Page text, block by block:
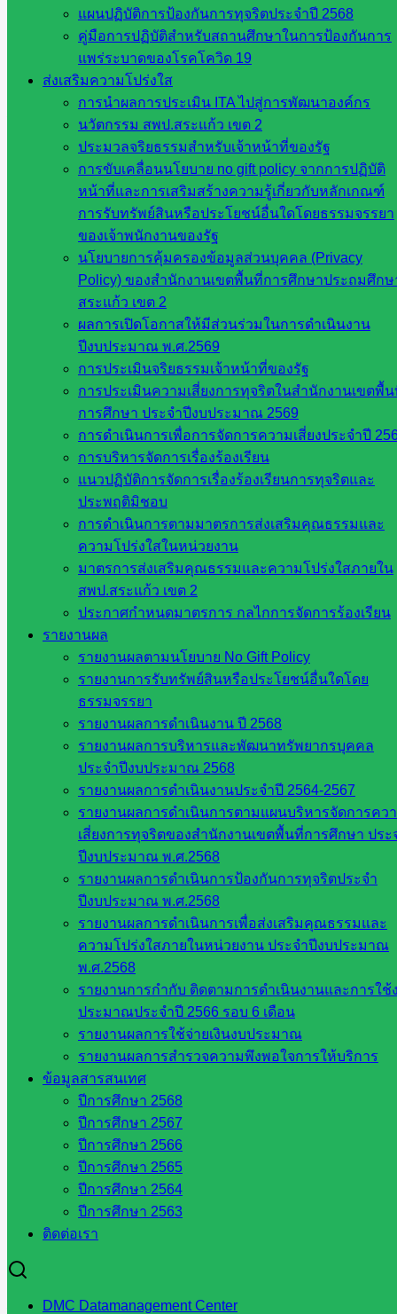
แผนปฏิบัติการป้องกันการทุจริตประจำปี 2568
คู่มือการปฏิบัติสำหรับสถานศึกษาในการป้องกันการ
แพร่ระบาดของโรคโควิด 19
ส่งเสริมความโปร่งใส
การนำผลการประเมิน ITA ไปสู่การพัฒนาองค์กร
นวัตกรรม สพป.สระแก้ว เขต 2
ประมวลจริยธรรมสำหรับเจ้าหน้าที่ของรัฐ
การขับเคลื่อนนโยบาย no gift policy จากการปฏิบัติ
หน้าที่และการเสริมสร้างความรู้เกี่ยวกับหลักเกณฑ์
การรับทรัพย์สินหรือประโยชน์อื่นใดโดยธรรมจรรยา
ของเจ้าพนักงานของรัฐ
นโยบายการคุ้มครองข้อมูลส่วนบุคคล (Privacy
Policy) ของสำนักงานเขตพื้นที่การศึกษาประถมศึกษ
สระแก้ว เขต 2
ผลการเปิดโอกาสให้มีส่วนร่วมในการดำเนินงาน
ปีงบประมาณ พ.ศ.2569
การประเมินจริยธรรมเจ้าหน้าที่ของรัฐ
การประเมินความเสี่ยงการทุจริตในสำนักงานเขตพื้
การศึกษา ประจำปีงบประมาณ 2569
การดำเนินการเพื่อการจัดการความเสี่ยงประจำปี
การบริหารจัดการเรื่องร้องเรียน
แนวปฏิบัติการจัดการเรื่องร้องเรียนการทุจริตและ
ประพฤติมิชอบ
การดำเนินการตามมาตรการส่งเสริมคุณธรรมและ
ความโปร่งใสในหน่วยงาน
มาตรการส่งเสริมคุณธรรมและความโปร่งใสภายใน
สพป.สระแก้ว เขต 2
ประกาศกำหนดมาตรการ กลไกการจัดการร้องเรียน
รายงานผล
รายงานผลตามนโยบาย No Gift Policy
รายงานการรับทรัพย์สินหรือประโยชน์อื่นใดโดย
ธรรมจรรยา
รายงานผลการดำเนินงาน ปี 2568
รายงานผลการบริหารและพัฒนาทรัพยากรบุคคล
ประจำปีงบประมาณ 2568
รายงานผลการดำเนินงานประจำปี 2564-2567
รายงานผลการดำเนินการตามแผนบริหารจัดการคว
เสี่ยงการทุจริตของสำนักงานเขตพื้นที่การศึกษา ประ
ปีงบประมาณ พ.ศ.2568
รายงานผลการดำเนินการป้องกันการทุจริตประจำ
ปีงบประมาณ พ.ศ.2568
รายงานผลการดำเนินการเพื่อส่งเสริมคุณธรรมและ
ความโปร่งใสภายในหน่วยงาน ประจำปีงบประมาณ
พ.ศ.2568
รายงานการกำกับ ติดตามการดำเนินงานและการใช้
ประมาณประจำปี 2566 รอบ 6 เดือน
รายงานผลการใช้จ่ายเงินงบประมาณ
รายงานผลการสำรวจความพึงพอใจการให้บริการ
ข้อมูลสารสนเทศ
ปีการศึกษา 2568
ปีการศึกษา 2567
ปีการศึกษา 2566
ปีการศึกษา 2565
ปีการศึกษา 2564
ปีการศึกษา 2563
ติดต่อเรา
DMC Datamanagement Center
การประเมินแหล่งเรียนรู้ทางศิลป
วัฒนธรรมของกรมศิลปากร ประจำ
ปีงบประมาณ 2569 ณ อุทยานประวัติ
ศาสตร์สด๊กก๊อกธม
กรกฎาคม 21, 2026กรกฎาคม 21, 2026
กลุ่มนิเทศติด
วารสาร ประชาสัมพันธ์
การประชุมชี้แจงศูนย์สอบ O-NET ปีการ
ศึกษา 2569ด้วยระบบออนไลน์
กรกฎาคม 21, 2026กรกฎาคม 21, 2026
กลุ่มนิเทศติด
วารสาร ประชาสัมพันธ์
การสัมมนาวิชาการแลกเปลี่ยนเรียนรู้ และ
อบรมเชิงปฏิบัติการ“สอนอย่างไรให้เด็ก
ป.๑ อ่านออกเขียนได้”
กรกฎาคม 21, 2026 กลุ่มนิเทศติดตามฯ,วารสาร
ประชาสัมพันธ์
โครงการโรงเรียนสุจริต ภาคกลางและ
ภาคตะวันออก
กรกฎาคม 21, 2026กรกฎาคม 21, 2026
กลุ่มนิเทศติด
ข่าวประชาสัมพันธ์,วารสาร ประชาสัมพันธ์
สพป.สระแก้ว เขต 2 ขับเคลื่อนโครงการโรงเรียนสุจริตต่อเนื
วันที่ 11-12 กรกฎาคม 2569 ณ ศูนย
ประชุมวายุภักดิ์กิจกรรม The
Competency Forum : โรงเรียนต้นแบบสู่
การพัฒนาสมรรถนะผู้เรียน
กรกฎาคม 15, 2026
ประชาสัมพันธ์
การติดตามตรวจสอบ ประเมินผลและ
นิเทศการศึกษา โดยคณะ ก.ต.ป.น.และ
อ.ก.ต.ป.น. ของเขตพื้นที่การศึกษา ครั้งที่ 2